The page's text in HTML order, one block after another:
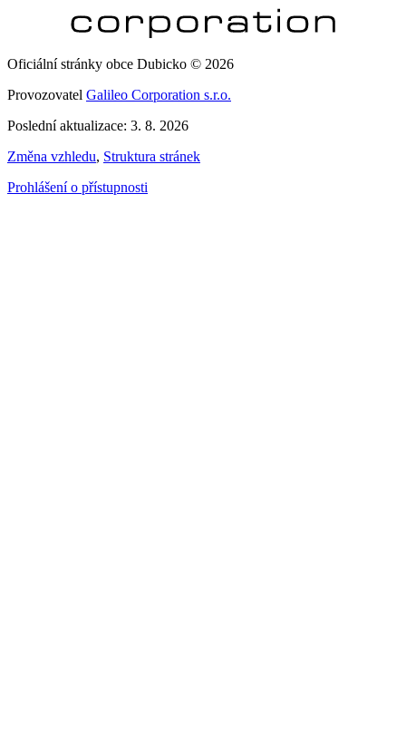
Oficiální stránky obce Dubicko © 2026
Provozovatel Galileo Corporation s.r.o.
Poslední aktualizace: 3. 8. 2026
Změna vzhledu, Struktura stránek
Prohlášení o přístupnosti